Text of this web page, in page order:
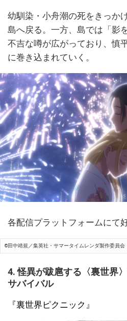
幼馴染・小舟潮の死をきっか
島へ戻る。一方、島では「影
不吉な噂が広がっており、慎
に巻き込まれていく。
各配信プラットフォームにて
©田中靖規／集英社・サマータイムレンダ製作委員会
4. 怪異が跋扈する〈裏世界
サバイバル
『裏世界ピクニック』